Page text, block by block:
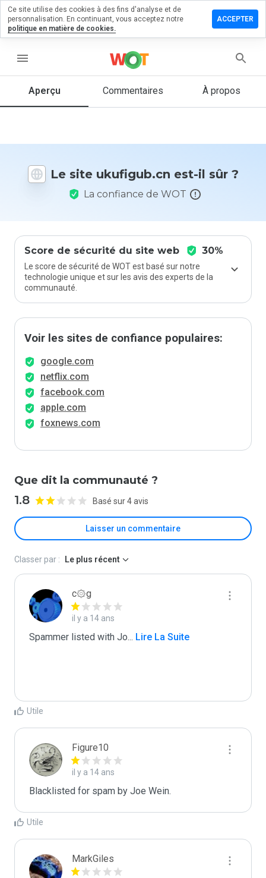
menu
Aperçu Commentaires À propos
Le site ukufigub.cn est-il sûr ?
La confiance de WOT
Score de sécurité du site web 30%
Le score de sécurité de WOT est basé sur notre
technologie unique et sur les avis des experts de la
communauté.
Voir les sites de confiance populaires:
google.com
netflix.com
facebook.com
apple.com
foxnews.com
Que dit la communauté ?
1.8 Basé sur 4 avis
Laisser un commentaire
un
1 et 5
vous à ce
site ?
Classer par : Le plus récent
c۞g
il y a 14 ans
Spammer listed with Jo... Lire La Suite
Utile
Figure10
il y a 14 ans
Blacklisted for spam by Joe Wein.
Utile
MarkGiles
Ce site utilise des cookies à des fins d'analyse et de
personnalisation. En continuant, vous acceptez notre
politique en matière de cookies.
ACCEPTER